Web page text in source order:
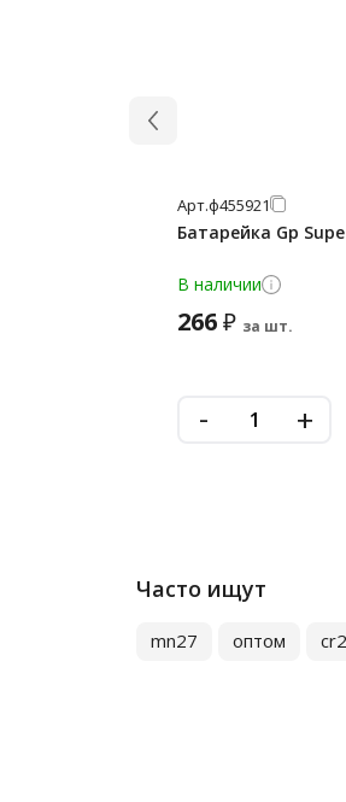
Арт.ф455921
Батарейка Gp
В наличии
266₽ за шт.
- +
Часто ищут
mn27 оптом